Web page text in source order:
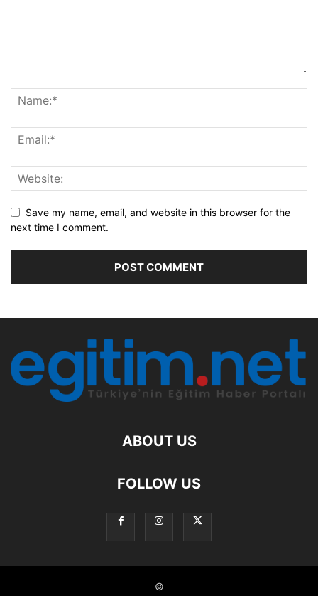
Save my name, email, and website in this browser for the
next time I comment.
ABOUT US
FOLLOW US
©